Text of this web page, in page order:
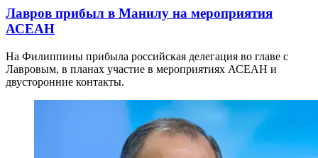
Лавров прибыл в Манилу на мероприятия
АСЕАН
На Филиппины прибыла российская делегация во главе с
Лавровым, в планах участие в мероприятиях АСЕАН и
двусторонние контакты.